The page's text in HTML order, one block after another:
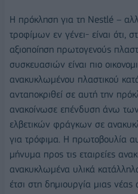
Η πρόκληση για τη Nestlé –
τροφίμων εν γένει- είναι ότι,
αξιοποίηση πρωτογενούς
συσκευασιών είναι πιο
ανακυκλωμένου πλαστικού
ανταποκριθεί σε αυτή την
ανακοίνωσε επένδυση άνω
ελβετικών φράγκων σε
για τρόφιμα. Η πρωτοβουλία
μήνυμα προς τις εταιρείες
ανακυκλωμένα υλικά
έτσι στη δημιουργία μιας νέας